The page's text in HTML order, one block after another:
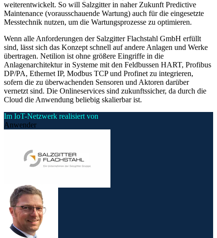
weiterentwickelt. So will Salzgitter in naher Zukunft Predictive
Maintenance (vorausschauende Wartung) auch für die eingesetzte
Messtechnik nutzen, um die Wartungsprozesse zu optimieren.
Wenn alle Anforderungen der Salzgitter Flachstahl GmbH erfüllt
sind, lässt sich das Konzept schnell auf andere Anlagen und Werke
übertragen. Netilion ist ohne größere Eingriffe in die
Anlagenarchitektur in Systeme mit den Feldbussen HART, Profibus
DP/PA, Ethernet IP, Modbus TCP und Profinet zu integrieren,
sofern die zu überwachenden Sensoren und Aktoren darüber
vernetzt sind. Die Onlineservices sind zukunftssicher, da durch die
Cloud die Anwendung beliebig skalierbar ist.
Im IoT-Netzwerk realisiert von
Anwender